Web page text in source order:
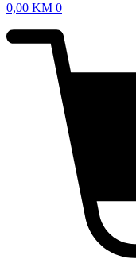
0,00 KM 0